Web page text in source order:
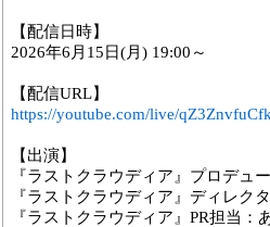
【配信日時】
2026年6月15日(月) 19:00～
【配信URL】
https://youtube.com/live/
【出演】
『ラストクラウディア』プロデュ
『ラストクラウディア』ディレク
『ラストクラウディア』PR担当：